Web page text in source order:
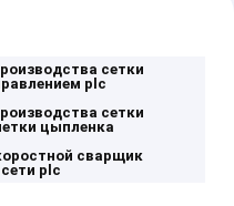
сетки
plc
сетки
цыпленка
сварщик
plc